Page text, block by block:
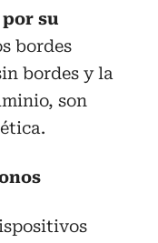
por su
bordes
bordes y la
son